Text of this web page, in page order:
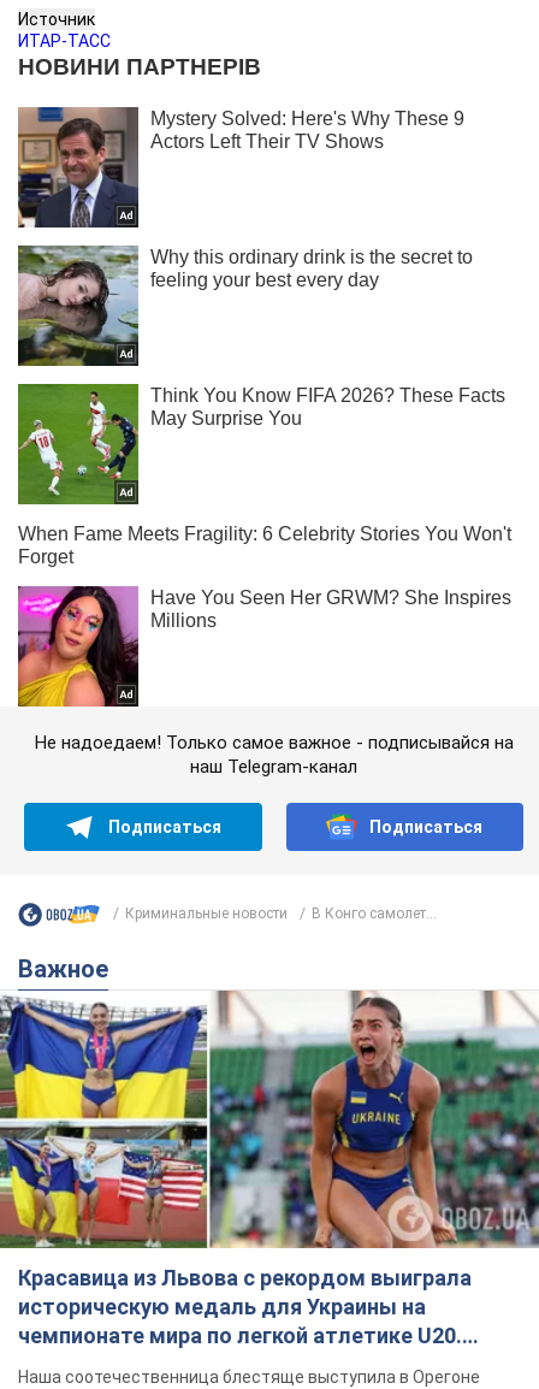
Источник
ИТАР-ТАСС
Не надоедаем! Только самое важное - подписывайся на
наш Telegram-канал
Подписаться Подписаться
Криминальные новости В Конго самолет...
Важное
Красавица из Львова с рекордом выиграла
историческую медаль для Украины на
чемпионате мира по легкой атлетике U20.
Видео
Наша соотечественница блестяще выступила в Орегоне